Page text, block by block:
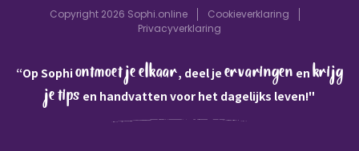
Copyright 2026 Sophi.online
Cookieverklaring
Privacyverklaring
“Op Sophiontmoet je elkaar, deel je ervaringen en krijg
je tips en handvatten voor het dagelijks leven!"